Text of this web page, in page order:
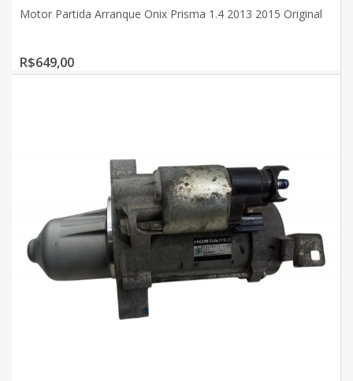
Motor Partida Arranque Onix Prisma 1.4 2013 2015 Original
R$649,00